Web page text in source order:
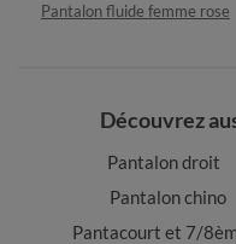
Pantalon fluide femme rose
Découvrez
Pantalon droit
Pantalon chino
Pantacourt et 7/